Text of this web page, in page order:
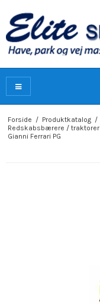
Forside / Produktkatalog /
Redskabsbærere / traktorer
Gianni Ferrari PG